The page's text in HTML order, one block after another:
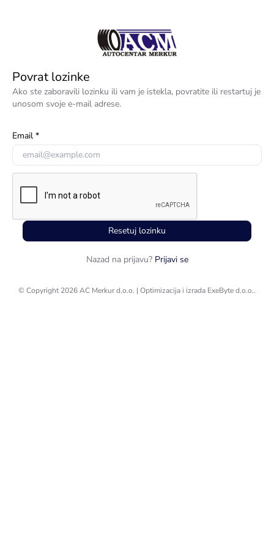
Povrat lozinke
Ako ste zaboravili lozinku ili vam je istekla, povratite ili restartuj je
unosom svoje e-mail adrese.
Email
Resetuj lozinku
Nazad na prijavu? Prijavi se
© Copyright 2026AC Merkur d.o.o. | Optimizacija i izrada ExeByte d.o.o..